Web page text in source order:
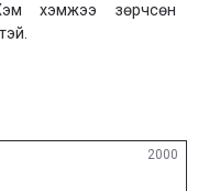
хэмжээ зөрчсөн
2000